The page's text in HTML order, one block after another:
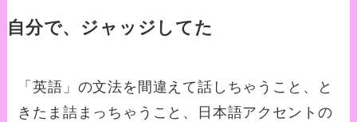
自分で、ジャッジしてた
「英語」の文法を間違えて話しちゃうこと、と
きたま詰まっちゃうこと、日本語アクセントの